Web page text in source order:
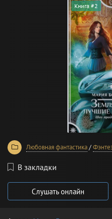
Книга #2
Любовная фантастика/
В закладки
Слушать онлайн